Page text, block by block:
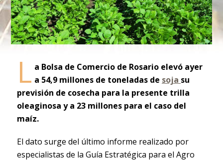
L a Bolsa de Comercio de Rosario elevó ayer
a 54,9 millones de toneladas de soja su
previsión de cosecha para la presente trilla
oleaginosa y a 23 millones para el caso del
maíz.
El dato surge del último informe realizado por
especialistas de la Guía Estratégica para el Agro